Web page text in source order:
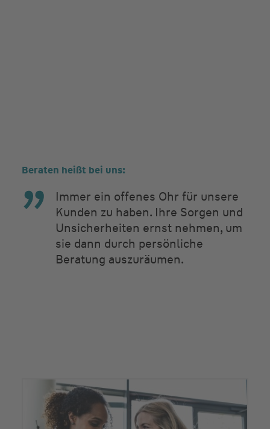
Beraten heißt bei uns:
Immer ein offenes Ohr für unsere
Kunden zu haben. Ihre Sorgen und
Unsicherheiten ernst nehmen, um
sie dann durch persönliche
Beratung auszuräumen.